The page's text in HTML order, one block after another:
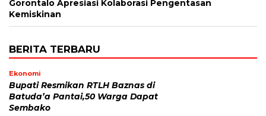
Gorontalo Apresiasi Kolaborasi Pengentasan
Kemiskinan
BERITA TERBARU
Ekonomi
Bupati Resmikan RTLH Baznas di
Batuda’a Pantai,50 Warga Dapat
Sembako